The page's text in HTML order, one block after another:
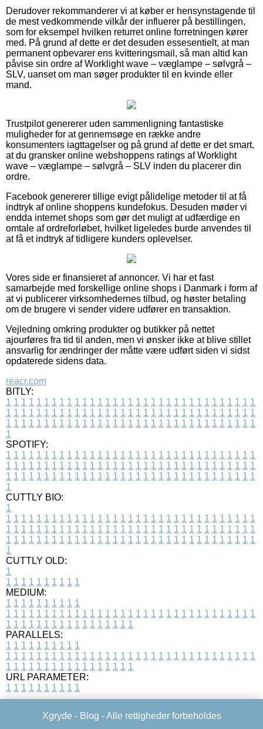
Derudover rekommanderer vi at køber er hensynstagende til
de mest vedkommende vilkår der influerer på bestillingen,
som for eksempel hvilken returret online forretningen kører
med. På grund af dette er det desuden essesentielt, at man
permanent opbevarer ens kvitteringsmail, så man altid kan
påvise sin ordre af Worklight wave – væglampe – sølvgrå –
SLV, uanset om man søger produkter til en kvinde eller
mand.
Trustpilot genererer uden sammenligning fantastiske
muligheder for at gennemsøge en række andre
konsumenters iagttagelser og på grund af dette er det smart,
at du gransker online webshoppens ratings af Worklight
wave – væglampe – sølvgrå – SLV inden du placerer din
ordre.
Facebook genererer tillige evigt pålidelige metoder til at få
indtryk af online shoppens kundefokus. Desuden møder vi
endda internet shops som gør det muligt at udfærdige en
omtale af ordreforløbet, hvilket ligeledes burde anvendes til
at få et indtryk af tidligere kunders oplevelser.
Vores side er finansieret af annoncer. Vi har et fast
samarbejde med forskellige online shops i Danmark i form af
at vi publicerer virksomhedernes tilbud, og høster betaling
om de brugere vi sender videre udfører en transaktion.
Vejledning omkring produkter og butikker på nettet
ajourføres fra tid til anden, men vi ønsker ikke at blive stillet
ansvarlig for ændringer der måtte være udført siden vi sidst
opdaterede sidens data.
reacr.com
BITLY:
1 1 1 1 1 1 1 1 1 1 1 1 1 1 1 1 1 1 1 1 1 1 1 1 1 1 1 1 1 1 1 1 1
1 1 1 1 1 1 1 1 1 1 1 1 1 1 1 1 1 1 1 1 1 1 1 1 1 1 1 1 1 1 1 1 1
1 1 1 1 1 1 1 1 1 1 1 1 1 1 1 1 1 1 1 1 1 1 1 1 1 1 1 1 1 1 1 1 1
1
SPOTIFY:
1 1 1 1 1 1 1 1 1 1 1 1 1 1 1 1 1 1 1 1 1 1 1 1 1 1 1 1 1 1 1 1 1
1 1 1 1 1 1 1 1 1 1 1 1 1 1 1 1 1 1 1 1 1 1 1 1 1 1 1 1 1 1 1 1 1
1 1 1 1 1 1 1 1 1 1 1 1 1 1 1 1 1 1 1 1 1 1 1 1 1 1 1 1 1 1 1 1 1
1
CUTTLY BIO:
1
1 1 1 1 1 1 1 1 1 1 1 1 1 1 1 1 1 1 1 1 1 1 1 1 1 1 1 1 1 1 1 1 1
1 1 1 1 1 1 1 1 1 1 1 1 1 1 1 1 1 1 1 1 1 1 1 1 1 1 1 1 1 1 1 1 1
1 1 1 1 1 1 1 1 1 1 1 1 1 1 1 1 1 1 1 1 1 1 1 1 1 1 1 1 1 1 1 1 1
1
CUTTLY OLD:
1
1 1 1 1 1 1 1 1 1 1
MEDIUM:
1 1 1 1 1 1 1 1 1 1
1 1 1 1 1 1 1 1 1 1 1 1 1 1 1 1 1 1 1 1 1 1 1 1 1 1 1 1 1 1 1 1 1
1 1 1 1 1 1 1 1 1 1 1 1 1 1 1 1 1
PARALLELS:
1 1 1 1 1 1 1 1 1 1
1 1 1 1 1 1 1 1 1 1 1 1 1 1 1 1 1 1 1 1 1 1 1 1 1 1 1 1 1 1 1 1 1
1 1 1 1 1 1 1 1 1 1 1 1 1 1 1 1 1
URL PARAMETER:
1 1 1 1 1 1 1 1 1 1
Xgryde - Blog - Alle rettigheder forbeholdes